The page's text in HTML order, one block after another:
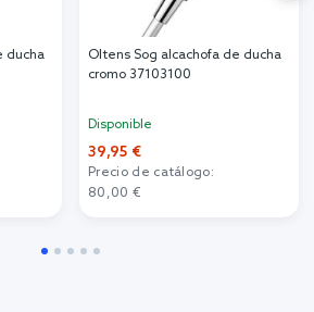
ducha
Oltens Sog alcachofa de ducha
cromo 37103100
Disponible
39,95 €
Precio de catálogo:
80,00 €